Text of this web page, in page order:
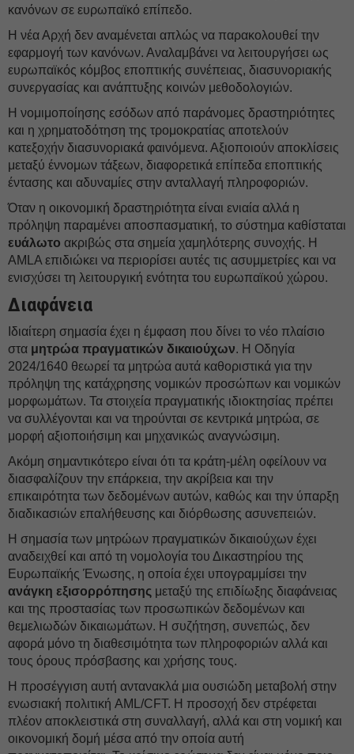
κανόνων σε ευρωπαϊκό επίπεδο.
Η νέα Αρχή δεν αναμένεται απλώς να παρακολουθεί την
εφαρμογή των κανόνων. Αναλαμβάνει να λειτουργήσει ως
ευρωπαϊκός κόμβος εποπτικής συνέπειας, διασυνοριακής
συνεργασίας και ανάπτυξης κοινών μεθοδολογιών.
Η νομιμοποίησης εσόδων από παράνομες δραστηριότητες
και η χρηματοδότηση της τρομοκρατίας αποτελούν
κατεξοχήν διασυνοριακά φαινόμενα. Αξιοποιούν αποκλίσεις
μεταξύ έννομων τάξεων, διαφορετικά επίπεδα εποπτικής
έντασης και αδυναμίες στην ανταλλαγή πληροφοριών.
Όταν η οικονομική δραστηριότητα είναι ενιαία αλλά η
πρόληψη παραμένει αποσπασματική, το σύστημα καθίσταται
ευάλωτο ακριβώς στα σημεία χαμηλότερης συνοχής. Η
AMLA επιδιώκει να περιορίσει αυτές τις ασυμμετρίες και να
ενισχύσει τη λειτουργική ενότητα του ευρωπαϊκού χώρου.
Διαφάνεια
Ιδιαίτερη σημασία έχει η έμφαση που δίνει το νέο πλαίσιο
στα μητρώα πραγματικών δικαιούχων. Η Οδηγία
2024/1640 θεωρεί τα μητρώα αυτά καθοριστικά για την
πρόληψη της κατάχρησης νομικών προσώπων και νομικών
μορφωμάτων. Τα στοιχεία πραγματικής ιδιοκτησίας πρέπει
να συλλέγονται και να τηρούνται σε κεντρικά μητρώα, σε
μορφή αξιοποιήσιμη και μηχανικώς αναγνώσιμη.
Ακόμη σημαντικότερο είναι ότι τα κράτη-μέλη οφείλουν να
διασφαλίζουν την επάρκεια, την ακρίβεια και την
επικαιρότητα των δεδομένων αυτών, καθώς και την ύπαρξη
διαδικασιών επαλήθευσης και διόρθωσης ασυνεπειών.
Η σημασία των μητρώων πραγματικών δικαιούχων έχει
αναδειχθεί και από τη νομολογία του Δικαστηρίου της
Ευρωπαϊκής Ένωσης, η οποία έχει υπογραμμίσει την
ανάγκη εξισορρόπησης μεταξύ της επιδίωξης διαφάνειας
και της προστασίας των προσωπικών δεδομένων και
θεμελιωδών δικαιωμάτων. Η συζήτηση, συνεπώς, δεν
αφορά μόνο τη διαθεσιμότητα των πληροφοριών αλλά και
τους όρους πρόσβασης και χρήσης τους.
Η προσέγγιση αυτή αντανακλά μια ουσιώδη μεταβολή στην
ενωσιακή πολιτική AML/CFT. Η προσοχή δεν στρέφεται
πλέον αποκλειστικά στη συναλλαγή, αλλά και στη νομική και
οικονομική δομή μέσα από την οποία αυτή